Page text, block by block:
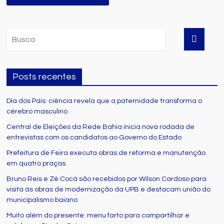
Posts recentes
Dia dos Pais: ciência revela que a paternidade transforma o
cérebro masculino
Central de Eleições da Rede Bahia inicia nova rodada de
entrevistas com os candidatos ao Governo do Estado
Prefeitura de Feira executa obras de reforma e manutenção
em quatro praças.
Bruno Reis e Zé Cocá são recebidos por Wilson Cardoso para
visita às obras de modernização da UPB e destacam união do
municipalismo baiano
Muito além do presente: menu farto para compartilhar e